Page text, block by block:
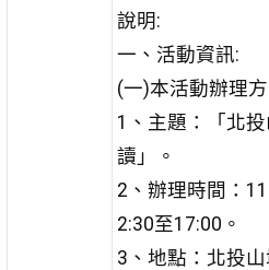
說明:
一、活動資訊:
(一)本活動辦理
1、主題：「北
讀」。
2、辦理時間：
2:30至17:00。
3、地點：北投